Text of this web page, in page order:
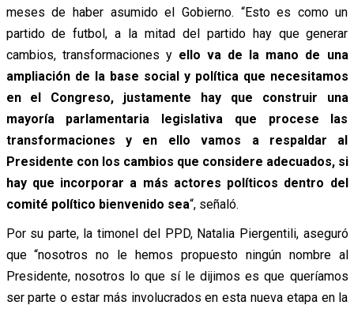
meses de haber asumido el Gobierno. “Esto es como un
partido de futbol, a la mitad del partido hay que generar
cambios, transformaciones y ello va de la mano de una
ampliación de la base social y política que necesitamos
en el Congreso, justamente hay que construir una
mayoría parlamentaria legislativa que procese las
transformaciones y en ello vamos a respaldar al
Presidente con los cambios que considere adecuados, si
hay que incorporar a más actores políticos dentro del
comité político bienvenido sea“, señaló.
Por su parte, la timonel del PPD, Natalia Piergentili, aseguró
que “nosotros no le hemos propuesto ningún nombre al
Presidente, nosotros lo que sí le dijimos es que queríamos
ser parte o estar más involucrados en esta nueva etapa en la